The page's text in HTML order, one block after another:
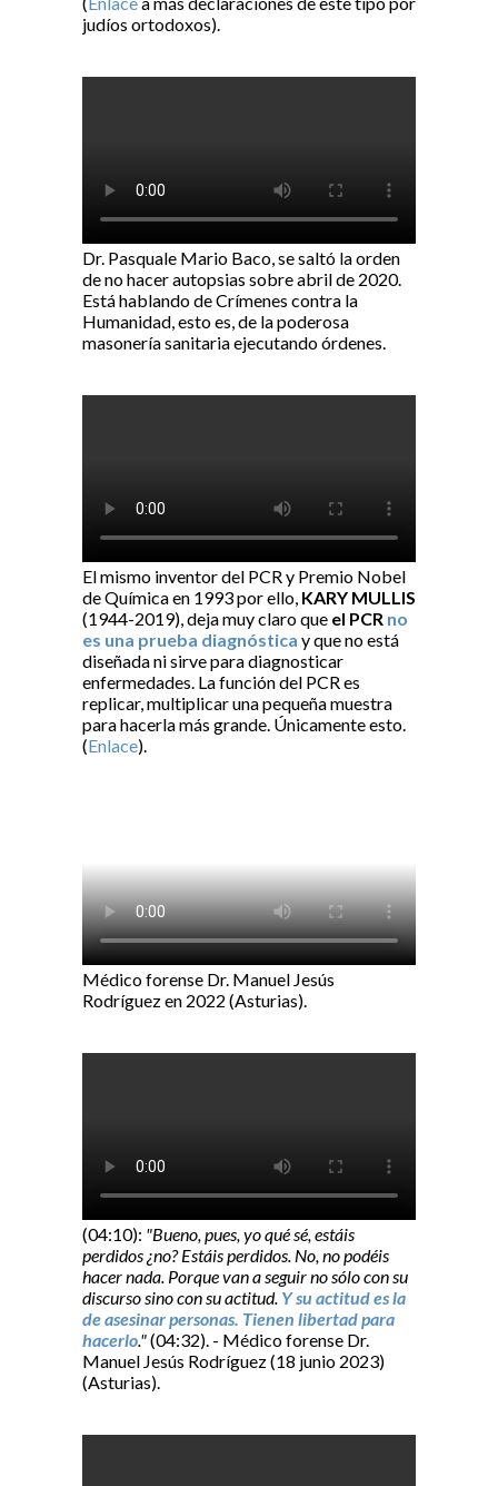
judíos ortodoxos).
Dr. Pasquale Mario Baco, se saltó la orden
de no hacer autopsias sobre abril de 2020.
Está hablando de Crímenes contra la
Humanidad, esto es, de la poderosa
masonería sanitaria ejecutando órdenes.
El mismo inventor del PCR y Premio Nobel
de Química en 1993 por ello, KARY MULLIS
(1944-2019), deja muy claro que el PCR no
es una prueba diagnóstica y que no está
diseñada ni sirve para diagnosticar
enfermedades. La función del PCR es
replicar, multiplicar una pequeña muestra
para hacerla más grande. Únicamente esto.
(Enlace).
Médico forense Dr. Manuel Jesús
Rodríguez en 2022 (Asturias).
(04:10): "Bueno, pues, yo qué sé, estáis
perdidos ¿no? Estáis perdidos. No, no podéis
hacer nada. Porque van a seguir no sólo con su
discurso sino con su actitud. Y su actitud es la
de asesinar personas. Tienen libertad para
hacerlo."(04:32). - Médico forense Dr.
Manuel Jesús Rodríguez (18 junio 2023)
(Asturias).